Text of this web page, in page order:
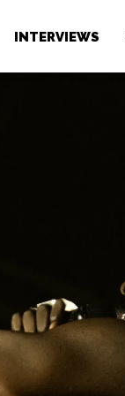
INTERVIEWS